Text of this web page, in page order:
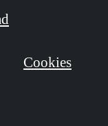
Cookies